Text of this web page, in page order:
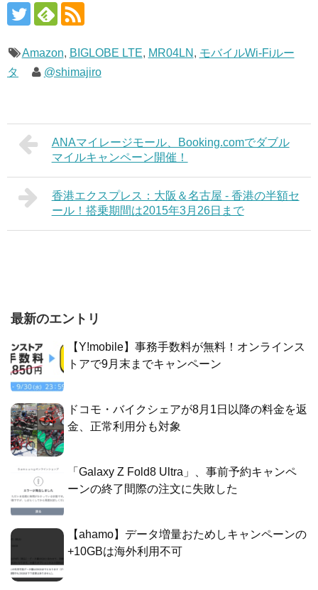
Amazon, BIGLOBE LTE, MR04LN , モバイルWi-Fiルー
タ
@shimajiro
ANAマイレージモール、Booking.comでダブル
マイルキャンペーン開催！
香港エクスプレス：大阪＆名古屋 - 香港の半額セ
ール！搭乗期間は2015年3月26日まで
最新のエントリ
【Y!mobile】事務手数料が無料！オンラインス
トアで9月末までキャンペーン
ドコモ・バイクシェアが8月1日以降の料金を返
金、正常利用分も対象
「Galaxy Z Fold8 Ultra」、事前予約キャンペ
ーンの終了間際の注文に失敗した
【ahamo】データ増量おためしキャンペーンの
+10GBは海外利用不可